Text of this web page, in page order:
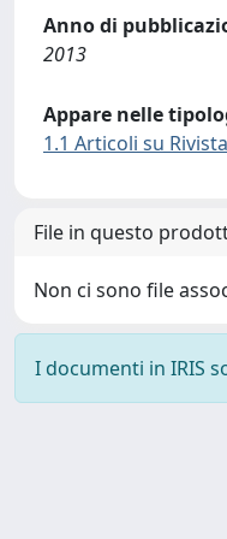
Anno di
2013
Appare nelle
1.1 Articoli su Rivista
File in questo
Non ci sono file
I documenti in IRIS